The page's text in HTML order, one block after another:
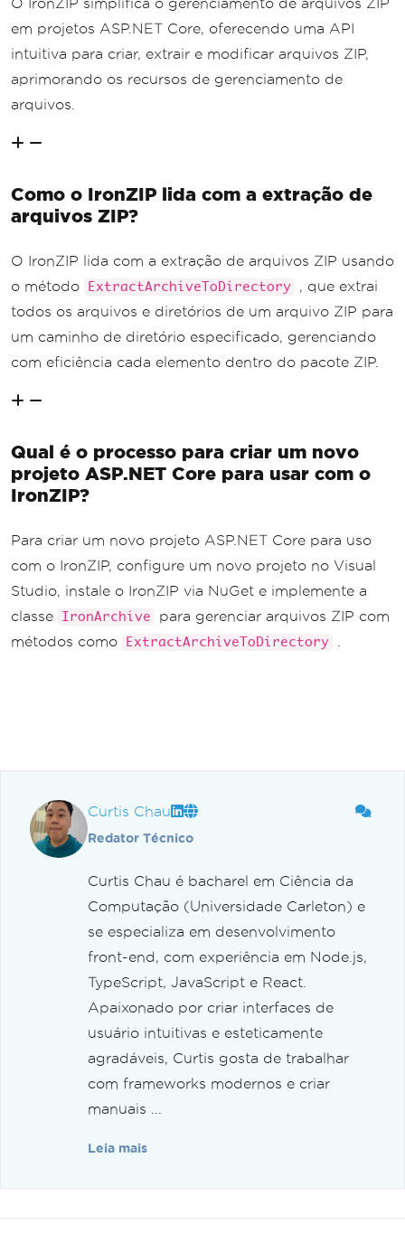
O IronZIP simplifica o gerenciamento de arquivos ZIP
em projetos ASP.NET Core, oferecendo uma API
intuitiva para criar, extrair e modificar arquivos ZIP,
aprimorando os recursos de gerenciamento de
arquivos.
Como o IronZIP lida com a extração de
arquivos ZIP?
O IronZIP lida com a extração de arquivos ZIP usando
o método
ExtractArchiveToDirectory
, que extrai
todos os arquivos e diretórios de um arquivo ZIP para
um caminho de diretório especificado, gerenciando
com eficiência cada elemento dentro do pacote ZIP.
Qual é o processo para criar um novo
projeto ASP.NET Core para usar com o
IronZIP?
Para criar um novo projeto ASP.NET Core para uso
com o IronZIP, configure um novo projeto no Visual
Studio, instale o IronZIP via NuGet e implemente a
classe
IronArchive
para gerenciar arquivos ZIP com
métodos como
ExtractArchiveToDirectory
Curtis Chau
Redator Técnico
Curtis Chau é bacharel em Ciência da
Computação (Universidade Carleton) e
se especializa em desenvolvimento
front-end, com experiência em Node.js,
TypeScript, JavaScript e React.
Apaixonado por criar interfaces de
usuário intuitivas e esteticamente
agradáveis, Curtis gosta de trabalhar
com frameworks modernos e criar
manuais ...
Leia mais